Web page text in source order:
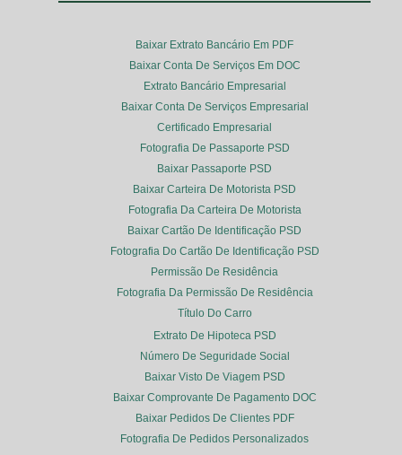
Baixar Extrato Bancário Em PDF
Baixar Conta De Serviços Em DOC
Extrato Bancário Empresarial
Baixar Conta De Serviços Empresarial
Certificado Empresarial
Fotografia De Passaporte PSD
Baixar Passaporte PSD
Baixar Carteira De Motorista PSD
Fotografia Da Carteira De Motorista
Baixar Cartão De Identificação PSD
Fotografia Do Cartão De Identificação PSD
Permissão De Residência
Fotografia Da Permissão De Residência
Título Do Carro
Extrato De Hipoteca PSD
Número De Seguridade Social
Baixar Visto De Viagem PSD
Baixar Comprovante De Pagamento DOC
Baixar Pedidos De Clientes PDF
Fotografia De Pedidos Personalizados